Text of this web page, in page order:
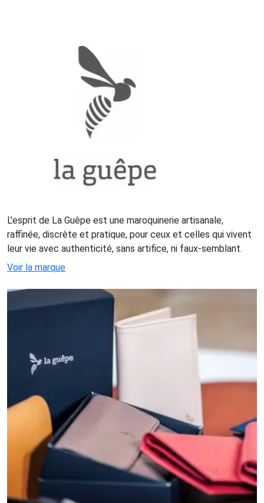
L'esprit de La Guêpe est une maroquinerie artisanale,
raffinée, discrète et pratique, pour ceux et celles qui vivent
leur vie avec authenticité, sans artifice, ni faux-semblant.
Voir la marque